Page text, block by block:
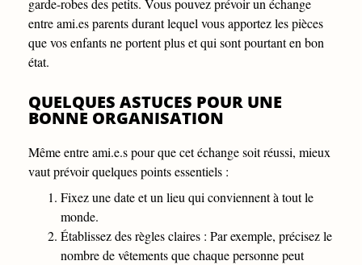
garde-robes des petits. Vous pouvez prévoir un échange
entre ami.es parents durant lequel vous apportez les pièces
que vos enfants ne portent plus et qui sont pourtant en bon
état.
QUELQUES ASTUCES POUR UNE
BONNE ORGANISATION
Même entre ami.e.s pour que cet échange soit réussi, mieux
vaut prévoir quelques points essentiels :
Fixez une date et un lieu qui conviennent à tout le
monde.
Établissez des règles claires : Par exemple, précisez le
nombre de vêtements que chaque personne peut